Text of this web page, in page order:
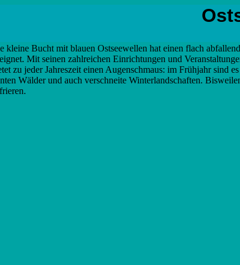
kleine Bucht mit blauen Ostseewellen hat einen flach
Mit seinen zahlreichen Einrichtungen und
zu jeder Jahreszeit einen Augenschmaus: im Frühjahr sind
Wälder und auch verschneite Winterlandschaften.